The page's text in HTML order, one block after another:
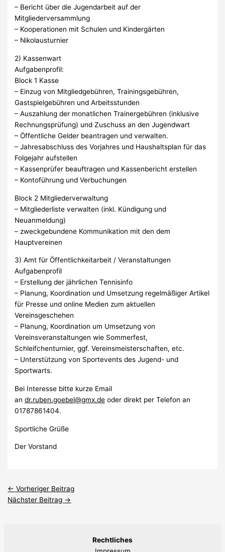
– Bericht über die Jugendarbeit auf der
Mitgliederversammlung
– Kooperationen mit Schulen und Kindergärten
– Nikolausturnier
2) Kassenwart
Aufgabenprofil:
Block 1 Kasse
– Einzug von Mitgliedgebühren, Trainingsgebühren,
Gastspielgebühren und Arbeitsstunden
– Auszahlung der monatlichen Trainergebühren (inklusive
Rechnungsprüfung) und Zuschuss an den Jugendwart
– Öffentliche Gelder beantragen und verwalten.
– Jahresabschluss des Vorjahres und Haushaltsplan für das
Folgejahr aufstellen
– Kassenprüfer beauftragen und Kassenbericht erstellen
– Kontoführung und Verbuchungen
Block 2 Mitgliederverwaltung
– Mitgliederliste verwalten (inkl. Kündigung und
Neuanmeldung)
– zweckgebundene Kommunikation mit den dem
Hauptvereinen
3) Amt für Öffentlichkeitarbeit / Veranstaltungen
Aufgabenprofil
– Erstellung der jährlichen Tennisinfo
– Planung, Koordination und Umsetzung regelmäßiger Artikel
für Presse und online Medien zum aktuellen
Vereinsgeschehen
– Planung, Koordination um Umsetzung von
Vereinsveranstaltungen wie Sommerfest,
Schleifchenturnier, ggf. Vereinsmeisterschaften, etc.
– Unterstützung von Sportevents des Jugend- und
Sportwarts.
Bei Interesse bitte kurze Email
andr.ruben.goebel@gmx.de oder direkt per Telefon an
01787861404.
Sportliche Grüße
Der Vorstand
← Vorheriger Beitrag
Nächster Beitrag →
Rechtliches